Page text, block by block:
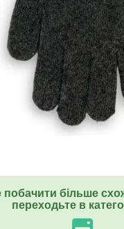
побачити більше
переходьте в